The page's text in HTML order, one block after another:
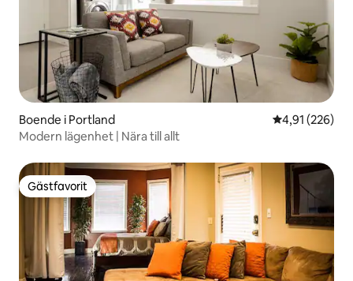
Boende i Portland 4,91 av 5 i
4,91 (226)
Modern lägenhet | Nära till allt
Gästfavorit
Gästfavorit